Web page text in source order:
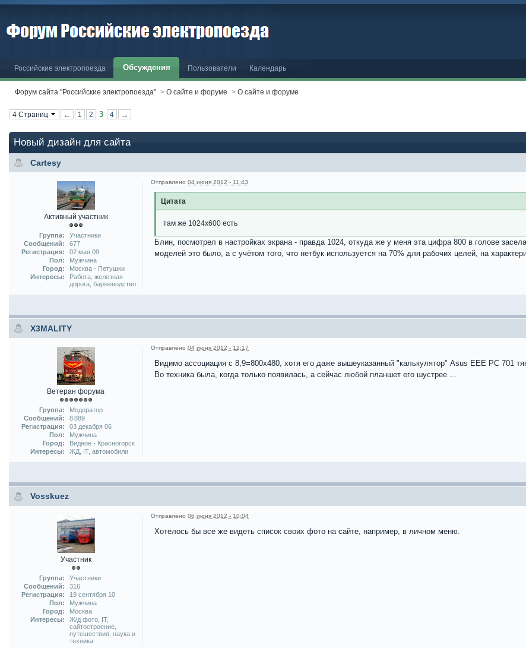
Российские электропоезда Обсуждения Пользователи Календарь
Форум сайта "Российские электропоезда" > О сайте и форуме > О сайте и форуме
4 Страниц ← 1 2 3 4 →
Новый дизайн для сайта
Cartesy
Активный участник
Группа:
Участники
Сообщений:
677
Регистрация:
02 мая 09
Пол:
Мужчина
Город:
Москва - Петушки
Интересы:
Работа, железная
дорога, баржеводство
Отправлено 04 июня 2012 - 11:43
Цитата
там же 1024х600 есть
Блин, посмотрел в настройках экрана - правда 1024, откуда же у меня эта цифра 800 в голове
моделей это было, а с учётом того, что нетбук используется на 70% для рабочих целей, на
X3MALITY
Ветеран форума
Группа:
Модератор
Сообщений:
8 889
Регистрация:
03 декабря 06
Пол:
Мужчина
Город:
Видное - Красногорск
Интересы:
ЖД, IT, автомобили
Отправлено 04 июня 2012 - 12:17
Видимо ассоциация с 8,9=800х480, хотя его даже вышеуказанный "калькулятор" Asus EEE PC 701
Во техника была, когда только появилась, а сейчас любой планшет его шустрее ...
Vosskuez
Участник
Группа:
Участники
Сообщений:
316
Регистрация:
19 сентября 10
Пол:
Мужчина
Город:
Москва
Интересы:
Ж/д фото, IT,
сайтостроение,
путешествия, наука и
техника
Отправлено 06 июня 2012 - 10:04
Хотелось бы все же видеть список своих фото на сайте, например, в личном меню.